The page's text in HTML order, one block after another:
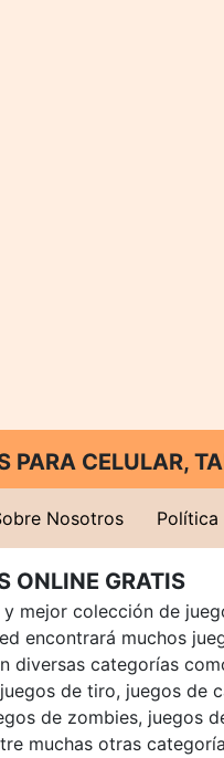
PARA CELULAR,
Nosotros Política
ONLINE GRATIS
y mejor colección de
encontrará muchos
diversas categorías
de tiro, juegos de
de zombies, juegos
muchas otras